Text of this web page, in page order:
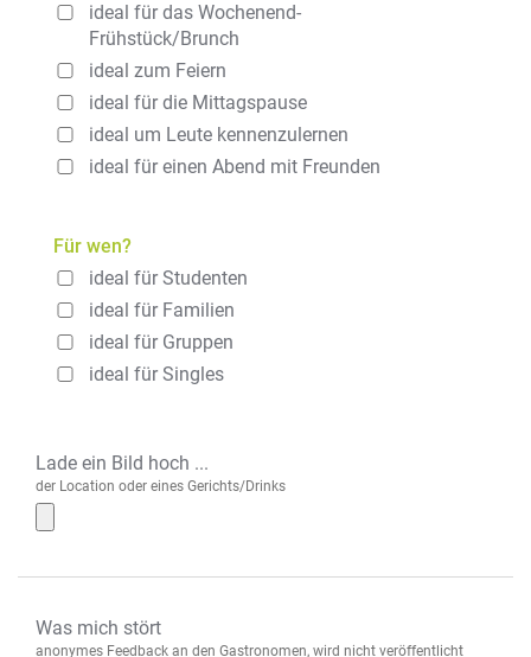
ideal für das Wochenend-
Frühstück/Brunch
ideal zum Feiern
ideal für die Mittagspause
ideal um Leute kennenzulernen
ideal für einen Abend mit Freunden
Für wen?
ideal für Studenten
ideal für Familien
ideal für Gruppen
ideal für Singles
Lade ein Bild hoch ...
der Location oder eines Gerichts/Drinks
Was mich stört
anonymes Feedback an den Gastronomen, wird nicht veröffentlicht